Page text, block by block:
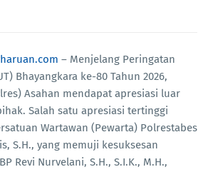
– Menjelang Peringatan
Bhayangkara ke-80 Tahun 2026,
Asahan mendapat apresiasi luar
Salah satu apresiasi tertinggi
Wartawan (Pewarta) Polrestabes
S.H., yang memuji kesuksesan
Revi Nurvelani, S.H., S.I.K., M.H.,